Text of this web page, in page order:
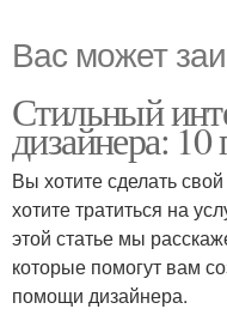
Вас может
Стильный
дизайнера:
Вы хотите сделать
хотите тратиться на
этой статье мы
которые помогут вам
помощи дизайнера.